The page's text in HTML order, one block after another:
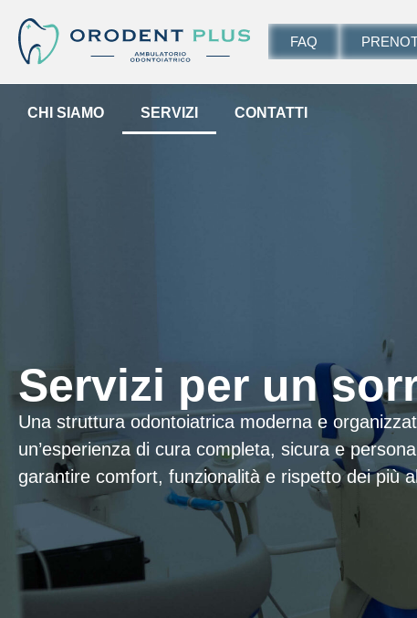
FAQ
CHI SIAMO SERVIZI CONTATTI
Servizi per un
Una struttura odontoiatrica moderna e
un’esperienza di cura completa, sicura e
garantire comfort, funzionalità e rispetto dei più